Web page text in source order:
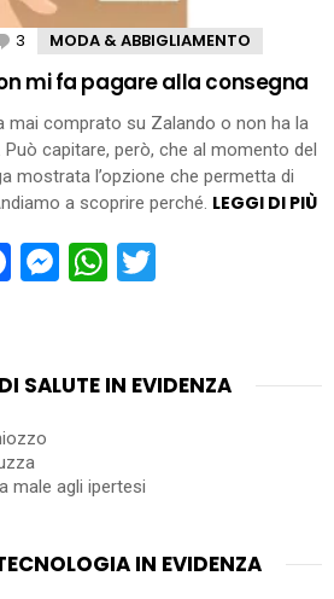
3 Comments
MODA & ABBIGLIAMENTO
mi fa pagare alla consegna
mai comprato su Zalando o non ha la
capitare, però, che al momento del
mostrata l’opzione che permetta di
a scoprire perché. LEGGI DI PIÙ
Facebook
Messenger
WhatsApp
SALUTE IN EVIDENZA
male agli ipertesi
IN EVIDENZA